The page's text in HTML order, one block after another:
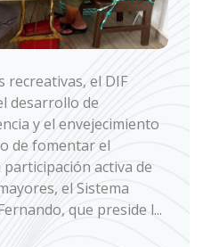
recreativas, el DIF
desarrollo de
y el envejecimiento
de fomentar el
activa de
el Sistema
que preside l...